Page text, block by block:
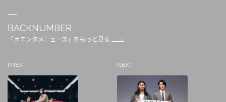
BACKNUMBER
「＃エンタメニュース」をもっと見る
PREV NEXT